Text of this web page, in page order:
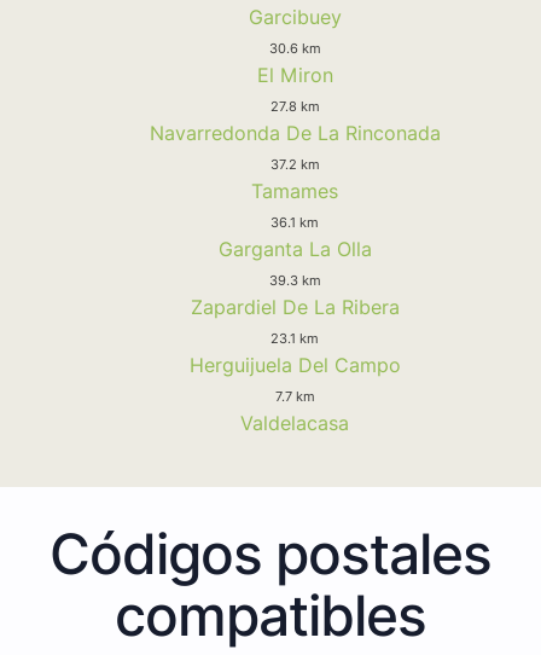
Garcibuey
30.6 km
El Miron
27.8 km
Navarredonda De La Rinconada
37.2 km
Tamames
36.1 km
Garganta La Olla
39.3 km
Zapardiel De La Ribera
23.1 km
Herguijuela Del Campo
7.7 km
Valdelacasa
Códigos postales
compatibles